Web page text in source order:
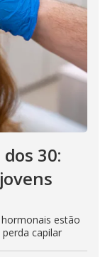
30:
estão
capilar